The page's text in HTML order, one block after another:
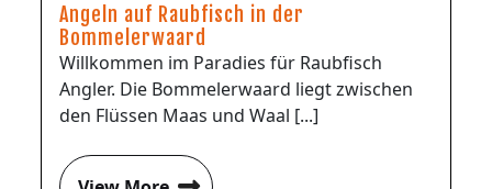
Angeln auf Raubfisch in der
Bommelerwaard
Willkommen im Paradies für Raubfisch
Angler. Die Bommelerwaard liegt zwischen
den Flüssen Maas und Waal [...]